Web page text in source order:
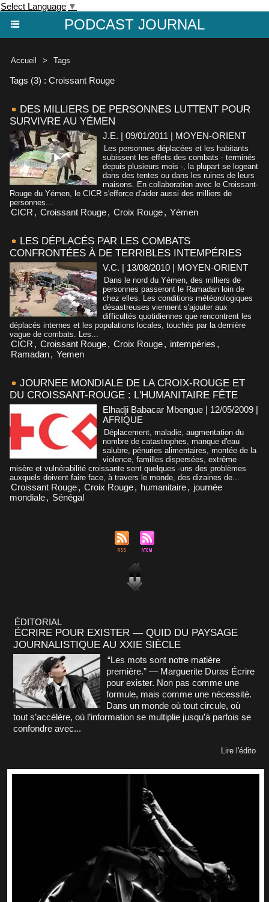
Select Language ▼
PODCAST JOURNAL
Accueil > Tags
Tags (3) : Croissant Rouge
DES MILLIERS DE PERSONNES LUTTENT POUR
SURVIVRE AU YÉMEN
J.E. | 09/01/2011 | MOYEN-ORIENT
Les personnes déplacées et les habitants
subissent les effets des combats - terminés
depuis plusieurs mois -, la plupart se logeant
dans des tentes ou dans les ruines de leurs
maisons. En collaboration avec le Croissant-
Rouge du Yémen, le CICR s'efforce d'aider aussi des milliers de
personnes...
CICR , Croissant Rouge, Croix Rouge, Yémen
LES DÉPLACÉS PAR LES COMBATS
CONFRONTÉES À DE TERRIBLES INTEMPÉRIES
V.C. | 13/08/2010 | MOYEN-ORIENT
Dans le nord du Yémen, des milliers de
personnes passeront le Ramadan loin de
chez elles. Les conditions météorologiques
désastreuses viennent s'ajouter aux
difficultés quotidiennes que rencontrent les
déplacés internes et les populations locales, touchés par la dernière
vague de combats. Les...
CICR , Croissant Rouge, Croix Rouge, intempéries ,
Ramadan, Yemen
JOURNEE MONDIALE DE LA CROIX-ROUGE ET
DU CROISSANT-ROUGE : L'HUMANITAIRE FÊTE
Elhadji Babacar Mbengue | 12/05/2009 |
AFRIQUE
Déplacement, maladie, augmentation du
nombre de catastrophes, manque d'eau
salubre, pénuries alimentaires, montée de la
violence, familles dispersées, extrême
misère et vulnérabilité croissante sont quelques -uns des problèmes
auxquels doivent faire face, à travers le monde, des dizaines de...
Croissant Rouge, Croix Rouge, humanitaire, journée
mondiale, Sénégal
ÉDITORIAL
ÉCRIRE POUR EXISTER — QUID DU PAYSAGE
JOURNALISTIQUE AU XXIE SIÈCLE
“Les mots sont notre matière
première.” — Marguerite Duras Écrire
pour exister. Non pas comme une
formule, mais comme une nécessité.
Dans un monde où tout circule, où
tout s’accélère, où l’information se multiplie jusqu’à parfois se
confondre avec...
Lire l'édito